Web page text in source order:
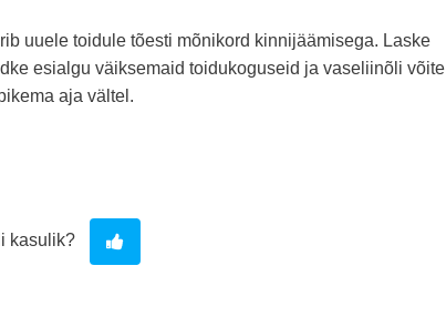
uuele toidule tõesti mõnikord kinnijäämisega. Laske
esialgu väiksemaid toidukoguseid ja vaseliinõli võite
aja vältel.
kasulik?